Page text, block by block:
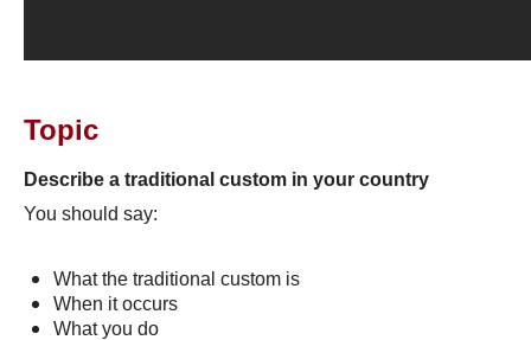
Topic
Describe a traditional custom in your country
You should say:
What the traditional custom is
When it occurs
What you do